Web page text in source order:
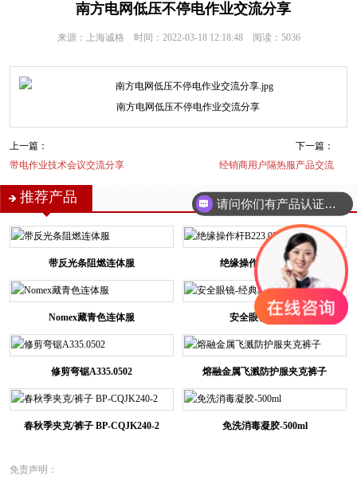
南方电网低压不停电作业交流分享
来源：上海诚格 时间：2022-03-18 12:18:48 阅读： 5036
南方电网低压不停电作业交流分享
上一篇：
带电作业技术会议交流分享
下一篇：
经销商用户隔热服产品交流
推荐产品
带反光条阻燃连体服 绝缘操作杆B223.0201
Nomex藏青色连体服 安全眼镜-经典款
修剪弯锯A335.0502 熔融金属飞溅防护服夹克裤子
春秋季夹克/裤子 BP-CQJK240-2 免洗消毒凝胶-500ml
免责声明：
请问你们有产品认证吗？